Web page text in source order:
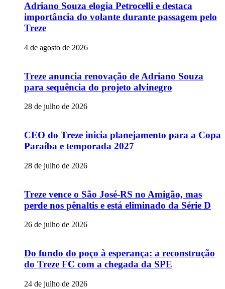
Adriano Souza elogia Petrocelli e destaca
importância do volante durante passagem pelo
Treze
4 de agosto de 2026
Treze anuncia renovação de Adriano Souza
para sequência do projeto alvinegro
28 de julho de 2026
CEO do Treze inicia planejamento para a Copa
Paraíba e temporada 2027
28 de julho de 2026
Treze vence o São José-RS no Amigão, mas
perde nos pênaltis e está eliminado da Série D
26 de julho de 2026
Do fundo do poço à esperança: a reconstrução
do Treze FC com a chegada da SPE
24 de julho de 2026